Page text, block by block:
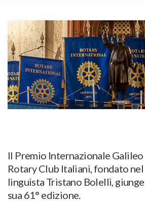
Il Premio Internazionale
Rotary Club Italiani, fondato
linguista Tristano Bolelli, giunge
sua 61° edizione.